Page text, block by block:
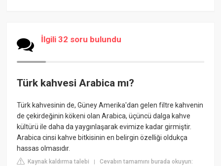
İlgili 32 soru bulundu
Türk kahvesi Arabica mı?
Türk kahvesinin de, Güney Amerika'dan gelen filtre kahvenin
de çekirdeğinin kökeni olan Arabica, üçüncü dalga kahve
kültürü ile daha da yaygınlaşarak evimize kadar girmiştir.
Arabica cinsi kahve bitkisinin en belirgin özelliği oldukça
hassas olmasıdır.
Kaynak kaldırma talebi |Cevabın tamamını burada okuyun: